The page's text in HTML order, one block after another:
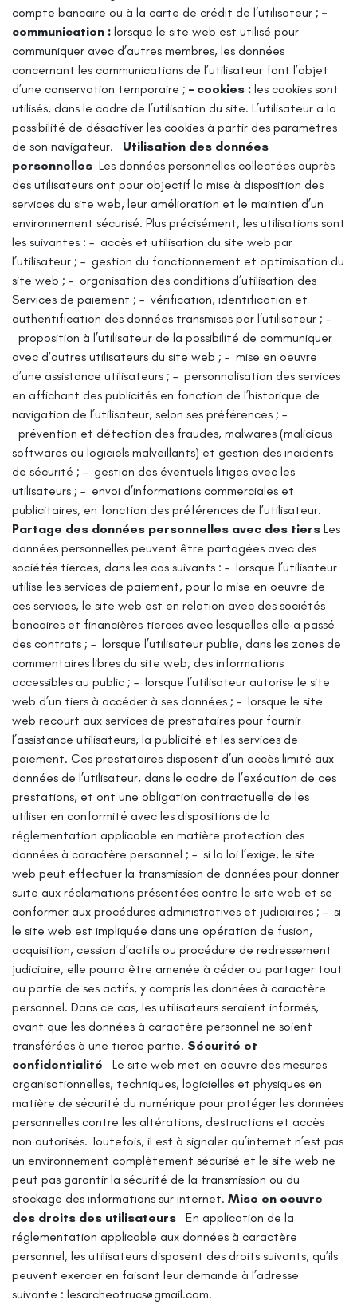
compte bancaire ou à la carte de crédit de l’utilisateur ; –
communication : lorsque le site web est utilisé pour
communiquer avec d’autres membres, les données
concernant les communications de l’utilisateur font l’objet
d’une conservation temporaire ; – cookies : les cookies sont
utilisés, dans le cadre de l’utilisation du site. L’utilisateur a la
possibilité de désactiver les cookies à partir des paramètres
de son navigateur.
Utilisation des données
personnelles Les données personnelles collectées auprès
des utilisateurs ont pour objectif la mise à disposition des
services du site web, leur amélioration et le maintien d’un
environnement sécurisé. Plus précisément, les utilisations sont
les suivantes : – accès et utilisation du site web par
l’utilisateur ; – gestion du fonctionnement et optimisation du
site web ; – organisation des conditions d’utilisation des
Services de paiement ; – vérification, identification et
authentification des données transmises par l’utilisateur ; –
proposition à l’utilisateur de la possibilité de communiquer
avec d’autres utilisateurs du site web ; – mise en oeuvre
d’une assistance utilisateurs ; – personnalisation des services
en affichant des publicités en fonction de l’historique de
navigation de l’utilisateur, selon ses préférences ; –
prévention et détection des fraudes, malwares (malicious
softwares ou logiciels malveillants) et gestion des incidents
de sécurité ; – gestion des éventuels litiges avec les
utilisateurs ; – envoi d’informations commerciales et
publicitaires, en fonction des préférences de l’utilisateur.
Partage des données personnelles avec des tiers Les
données personnelles peuvent être partagées avec des
sociétés tierces, dans les cas suivants : – lorsque l’utilisateur
utilise les services de paiement, pour la mise en oeuvre de
ces services, le site web est en relation avec des sociétés
bancaires et financières tierces avec lesquelles elle a passé
des contrats ; – lorsque l’utilisateur publie, dans les zones de
commentaires libres du site web, des informations
accessibles au public ; – lorsque l’utilisateur autorise le site
web d’un tiers à accéder à ses données ; – lorsque le site
web recourt aux services de prestataires pour fournir
l’assistance utilisateurs, la publicité et les services de
paiement. Ces prestataires disposent d’un accès limité aux
données de l’utilisateur, dans le cadre de l’exécution de ces
prestations, et ont une obligation contractuelle de les
utiliser en conformité avec les dispositions de la
réglementation applicable en matière protection des
données à caractère personnel ; – si la loi l’exige, le site
web peut effectuer la transmission de données pour donner
suite aux réclamations présentées contre le site web et se
conformer aux procédures administratives et judiciaires ; – si
le site web est impliquée dans une opération de fusion,
acquisition, cession d’actifs ou procédure de redressement
judiciaire, elle pourra être amenée à céder ou partager tout
ou partie de ses actifs, y compris les données à caractère
personnel. Dans ce cas, les utilisateurs seraient informés,
avant que les données à caractère personnel ne soient
transférées à une tierce partie. Sécurité et
confidentialité
Le site web met en oeuvre des mesures
organisationnelles, techniques, logicielles et physiques en
matière de sécurité du numérique pour protéger les données
personnelles contre les altérations, destructions et accès
non autorisés. Toutefois, il est à signaler qu’internet n’est pas
un environnement complètement sécurisé et le site web ne
peut pas garantir la sécurité de la transmission ou du
stockage des informations sur internet. Mise en oeuvre
des droits des utilisateurs
En application de la
réglementation applicable aux données à caractère
personnel, les utilisateurs disposent des droits suivants, qu’ils
peuvent exercer en faisant leur demande à l’adresse
suivante : lesarcheotrucs@gmail.com.